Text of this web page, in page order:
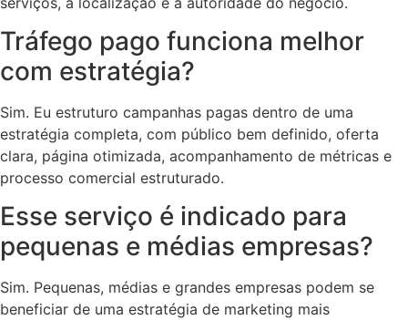
Tráfego pago funciona melhor
com estratégia?
Sim. Eu estruturo campanhas pagas dentro de uma
estratégia completa, com público bem definido, oferta
clara, página otimizada, acompanhamento de métricas e
processo comercial estruturado.
Esse serviço é indicado para
pequenas e médias empresas?
Sim. Pequenas, médias e grandes empresas podem se
beneficiar de uma estratégia de marketing mais